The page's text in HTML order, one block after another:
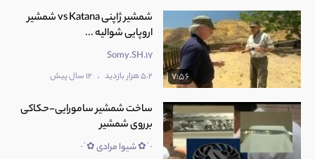
8:43
سینما و ورزش-هیجان سرعت
7:56
شمشیر ژاپنی vs Katana شمشیر
اروپایی شوالیه ...
Somy.SH.17
5.2 هزار بازدید . 12 سال پیش
ساخت شمشیر سامورایی-حکاکی
برروی شمشیر
·˙✿ شیوا مرادی ✿˙·